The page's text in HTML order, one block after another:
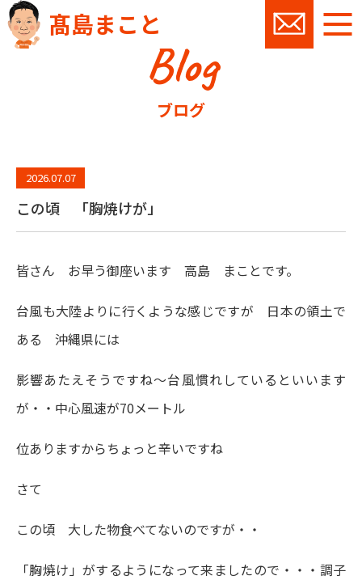
髙島まこと
Blog
ブログ
2026.07.07
この頃 「胸焼けが」
皆さん お早う御座います 高島 まことです。
台風も大陸よりに行くような感じですが 日本の領土で
ある 沖縄県には
影響あたえそうですね～台風慣れしているといいます
が・・中心風速が70メートル
位ありますからちょっと辛いですね
さて
この頃 大した物食べてないのですが・・
「胸焼け」がするようになって来ましたので・・・調子